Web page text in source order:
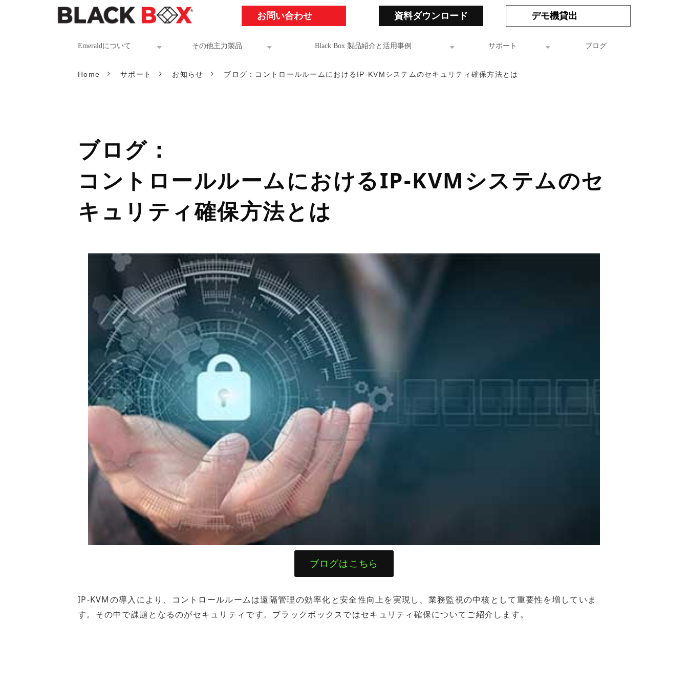
お問い合わせ 資料ダウンロード デモ機貸出
Emeraldについて その他主力製品 Black Box 製品紹介と活用事例 サポート ブログ
Home サポート お知らせ ブログ：コントロールルームにおけるIP-KVMシステムのセキュリティ確保方法とは
ブログ：
コントロールルームにおけるIP-KVMシステムのセ
キュリティ確保方法とは
ブログはこちら
IP-KVMの導入により、コントロールルームは遠隔管理の効率化と安全性向上を実現し、業務監視の中核として重要性を増していま
す。その中で課題となるのがセキュリティです。ブラックボックスではセキュリティ確保についてご紹介します。